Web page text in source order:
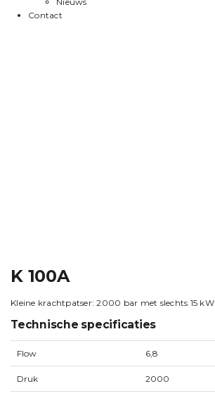
Contact
K 100A
Kleine krachtpatser: 2000 bar met slechts 15 kW
Technische specificaties
Flow 6,8
Druk 2000